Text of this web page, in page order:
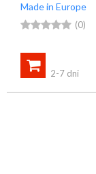
Made in Europe
 (0)

2-7 dni